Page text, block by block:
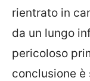
rientrato in
da un lungo
pericoloso
conclusione è